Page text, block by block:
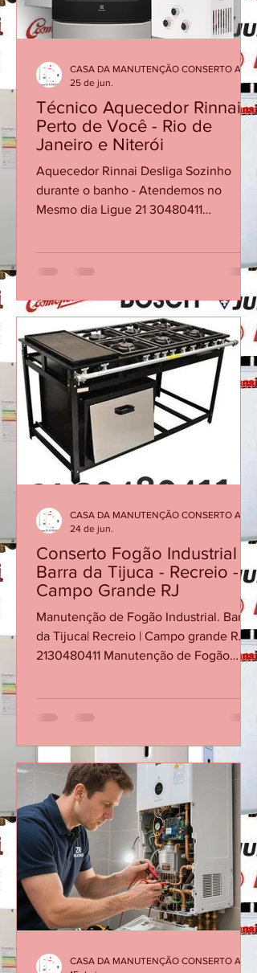
Técnico Aquecedor Rinnai
Janeiro e Niterói
Aquecedor Rinnai Desliga Sozinho
Causas Em muitos casos, a causa não
está no equipamento em si, mas em
fatores como baixa vazão de água, filtro
obstruído, sensores desgastados ou
necessidade de manutenção
preventiva. Quando o aquecedor
interrompe o funcionamento, ele está
protegendo o sistema contra condições
inadequadas de operação. Ignorar o
proble
CASA DA MANUTENÇÃO CONSERTO AQUECEDOR RINNAI
25 de jun.
Conserto Fogão Industrial -
Barra da Tijuca - Recreio -
Campo Grande RJ
Manutenção de Fogão Industrial. Barra
da Tijuca| Recreio | Campo grande RJ
de Fogão Industrial no Recreio dos
Bandeirantes Conserto de Fogão
Industrial em Campo grande RJ
Conserto de Fogão Industrial em
Jacarepaguá Conserto de Fogão
Industrial em Botafogo Conserto de
Fogão Industrial em Copacabana
Conserto de Fogão Industrial em
Ipanema Conserto de Fogão Industrial
no Leb
CASA DA MANUTENÇÃO CONSERTO AQUECEDOR RINNAI
24 de jun.